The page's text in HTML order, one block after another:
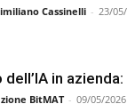
Cassinelli - 23/
dell’IA in
BitMAT - 09/05/2026